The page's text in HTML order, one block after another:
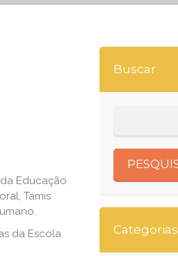
Educação
Tamis
da Escola
Buscar
Categorias